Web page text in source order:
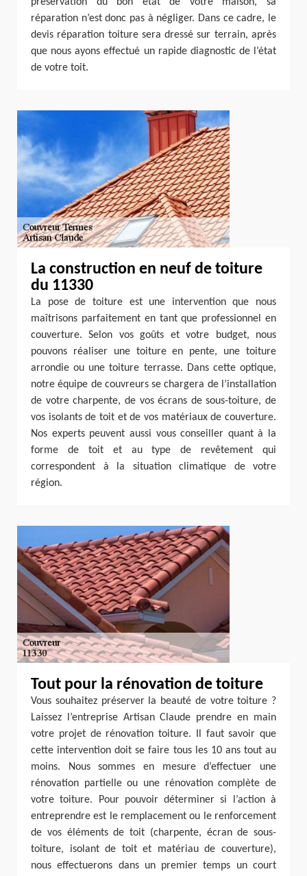
réparation n’est donc pas à négliger. Dans ce cadre, le
devis réparation toiture sera dressé sur terrain, après
que nous ayons effectué un rapide diagnostic de l’état
de votre toit.
La construction en neuf de toiture
du 11330
La pose de toiture est une intervention que nous
maîtrisons parfaitement en tant que professionnel en
couverture. Selon vos goûts et votre budget, nous
pouvons réaliser une toiture en pente, une toiture
arrondie ou une toiture terrasse. Dans cette optique,
notre équipe de couvreurs se chargera de l’installation
de votre charpente, de vos écrans de sous-toiture, de
vos isolants de toit et de vos matériaux de couverture.
Nos experts peuvent aussi vous conseiller quant à la
forme de toit et au type de revêtement qui
correspondent à la situation climatique de votre
région.
Tout pour la rénovation de toiture
Vous souhaitez préserver la beauté de votre toiture ?
Laissez l’entreprise Artisan Claude prendre en main
votre projet de rénovation toiture. Il faut savoir que
cette intervention doit se faire tous les 10 ans tout au
moins. Nous sommes en mesure d’effectuer une
rénovation partielle ou une rénovation complète de
votre toiture. Pour pouvoir déterminer si l’action à
entreprendre est le remplacement ou le renforcement
de vos éléments de toit (charpente, écran de sous-
toiture, isolant de toit et matériau de couverture),
nous effectuerons dans un premier temps un court